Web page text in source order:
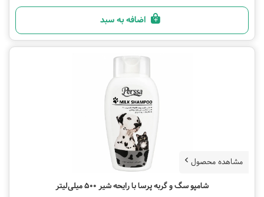
اضافه به سبد
مشاهده محصول
شامپو سگ و گربه پرسا با رایحه شیر 500 میلی‌لیتر